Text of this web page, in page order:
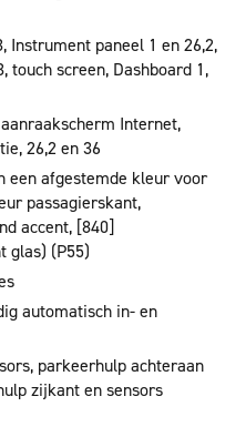
Instrument paneel 1 en 26,2,
touch screen, Dashboard 1,
Internet,
26,2 en 36
een afgestemde kleur voor
passagierskant,
accent, [840]
glas) (P55)
automatisch in- en
parkeerhulp achteraan
zijkant en sensors